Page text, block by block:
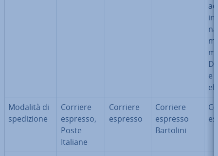
e
Modalità di
spe­di­zio­ne
Corriere
espresso,
Poste
Italiane
Corriere
espresso
Corriere
espresso
Bartolini